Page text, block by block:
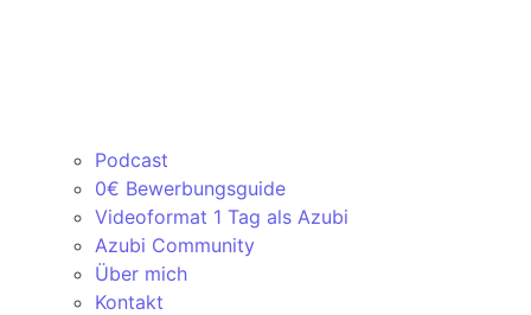
Podcast
0€ Bewerbungsguide
Videoformat 1 Tag als Azubi
Azubi Community
Über mich
Kontakt